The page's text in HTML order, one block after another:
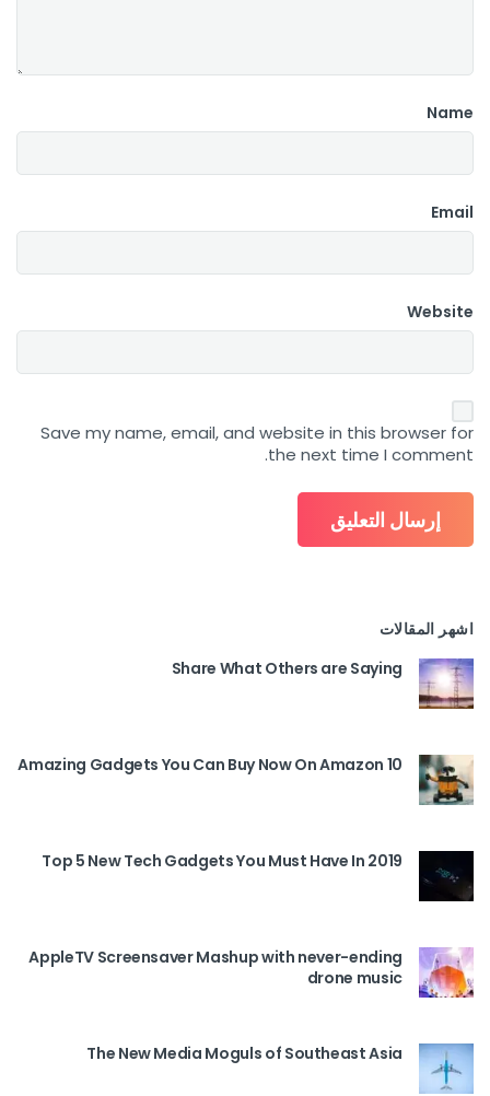
Name
Email
Website
Save my name, email, and website in this browser for
the next time I comment.
اشهر المقالات
Share What Others are Saying
10 Amazing Gadgets You Can Buy Now On Amazon
Top 5 New Tech Gadgets You Must Have In 2019
AppleTV Screensaver Mashup with never-ending
drone music
The New Media Moguls of Southeast Asia